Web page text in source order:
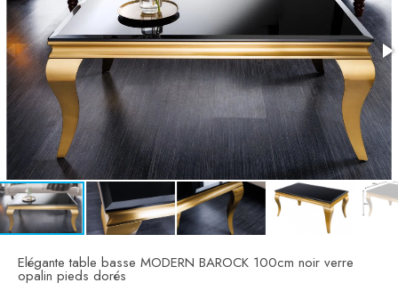
Elégante table basse MODERN BAROCK 100cm noir verre
opalin pieds dorés